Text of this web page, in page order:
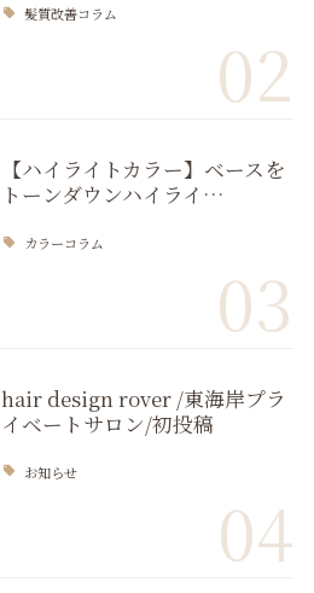
髪質改善コラム
02
【ハイライトカラー】ベースを
トーンダウンハイライ…
カラーコラム
03
hair design rover /東海岸プラ
イベートサロン/初投稿
お知らせ
04